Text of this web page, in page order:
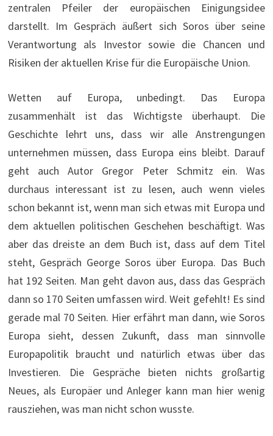
zentralen Pfeiler der europäischen Einigungsidee
darstellt. Im Gespräch äußert sich Soros über seine
Verantwortung als Investor sowie die Chancen und
Risiken der aktuellen Krise für die Europäische Union.
Wetten auf Europa, unbedingt. Das Europa
zusammenhält ist das Wichtigste überhaupt. Die
Geschichte lehrt uns, dass wir alle Anstrengungen
unternehmen müssen, dass Europa eins bleibt. Darauf
geht auch Autor Gregor Peter Schmitz ein. Was
durchaus interessant ist zu lesen, auch wenn vieles
schon bekannt ist, wenn man sich etwas mit Europa und
dem aktuellen politischen Geschehen beschäftigt. Was
aber das dreiste an dem Buch ist, dass auf dem Titel
steht, Gespräch George Soros über Europa. Das Buch
hat 192 Seiten. Man geht davon aus, dass das Gespräch
dann so 170 Seiten umfassen wird. Weit gefehlt! Es sind
gerade mal 70 Seiten. Hier erfährt man dann, wie Soros
Europa sieht, dessen Zukunft, dass man sinnvolle
Europapolitik braucht und natürlich etwas über das
Investieren. Die Gespräche bieten nichts großartig
Neues, als Europäer und Anleger kann man hier wenig
rausziehen, was man nicht schon wusste.